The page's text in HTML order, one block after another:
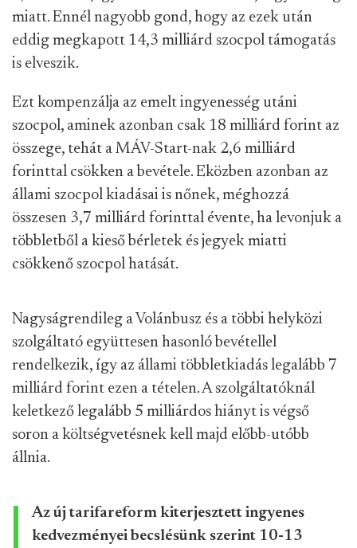
miatt. Ennél nagyobb gond, hogy az ezek után
eddig megkapott 14,3 milliárd szocpol támogatás
is elveszik.
Ezt kompenzálja az emelt ingyenesség utáni
szocpol, aminek azonban csak 18 milliárd forint az
összege, tehát a MÁV-Start-nak 2,6 milliárd
forinttal csökken a bevétele. Eközben azonban az
állami szocpol kiadásai is nőnek, méghozzá
összesen 3,7 milliárd forinttal évente, ha levonjuk a
többletből a kieső bérletek és jegyek miatti
csökkenő szocpol hatását.
Nagyságrendileg a Volánbusz és a többi helyközi
szolgáltató együttesen hasonló bevétellel
rendelkezik, így az állami többletkiadás legalább 7
milliárd forint ezen a tételen. A szolgáltatóknál
keletkező legalább 5 milliárdos hiányt is végső
soron a költségvetésnek kell majd előbb-utóbb
állnia.
Az új tarifareform kiterjesztett ingyenes
kedvezményei becslésünk szerint 10-13